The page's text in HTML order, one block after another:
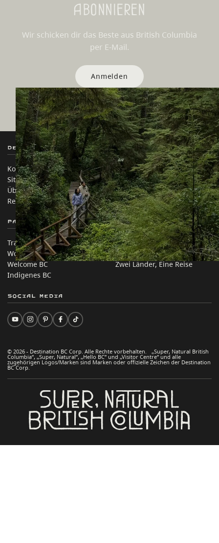
Abonnieren
Wir schicken dir das Beste aus British Columbia
per E-Mail.
Anmelden
Destination BC
Kontakt
Sitemap
Über uns
Rechtliches & Richtlinien
Unsere Websites
Reisebranche
Medien
Unternehmen
简体中文 – China
Partnerseiten
Trade & Invest BC
Work BC
Welcome BC
Indigenes BC
Auf dieser Website
Reisevorschläge
Praktische Tipps
Zwei Länder, Eine Reise
© 2026 - Destination BC Corp. Alle Rechte vorbehalten. „Super, Natural British
Columbia“, „Super, Natural“, „Hello BC“ und „Visitor Centre“ und alle
zugehörigen Logos/Marken sind Marken oder offizielle Zeichen der Destination
BC Corp.
Social Media